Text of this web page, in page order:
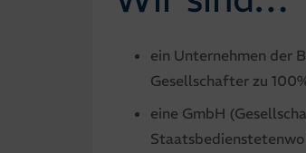
ein Unternehmen der
Gesellschafter zu
eine GmbH